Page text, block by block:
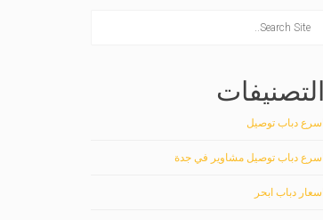
التصنيفات
اسرع دباب توصيل
اسرع دباب توصيل مشاوير في جدة
اسعار دباب ابحر